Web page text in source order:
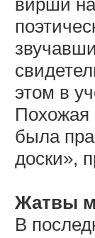
этом в
Похожая
была
доски»,
Жатвы
В